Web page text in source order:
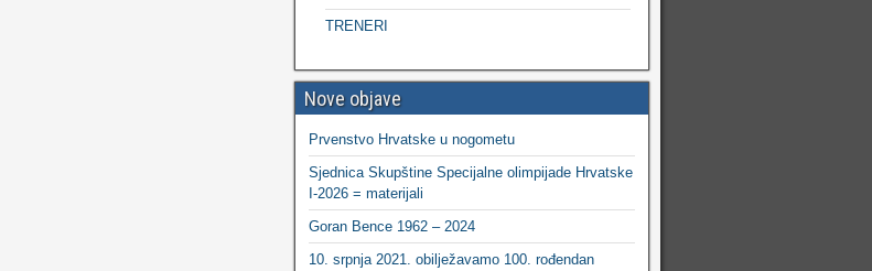
TRENERI
Nove objave
Prvenstvo Hrvatske u nogometu
Sjednica Skupštine Specijalne olimpijade Hrvatske
I-2026 = materijali
Goran Bence 1962 – 2024
10. srpnja 2021. obilježavamo 100. rođendan